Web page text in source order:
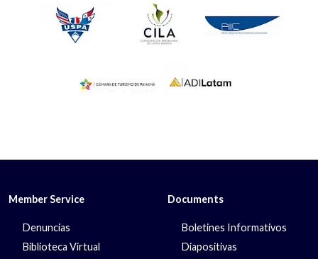
Member Service
Denuncias
Biblioteca Virtual
Documents
Boletines Informativos
Diapositivas